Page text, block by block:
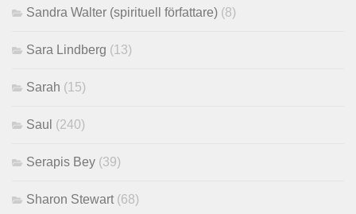
Sandra Walter (spirituell författare) (8)
Sara Lindberg (13)
Sarah (15)
Saul (240)
Serapis Bey (39)
Sharon Stewart (68)